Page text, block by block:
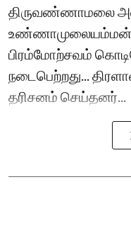
திருவண்ணாமலை
உண்ணாமுலையம்மன்
பிரம்மோற்சவம்
நடைபெற்றது...
தரிசனம் செய்தனர்...